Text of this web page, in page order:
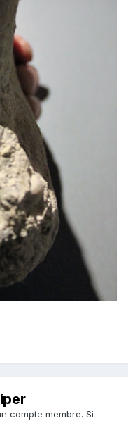
compte membre. Si